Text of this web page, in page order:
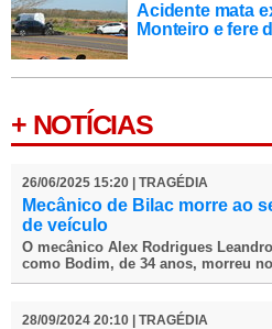
Acidente mata
Monteiro e fere
+ NOTÍCIAS
26/06/2025 15:20 | TRAGÉDIA
Mecânico de Bilac morre ao
de veículo
O mecânico Alex Rodrigues
como Bodim, de 34 anos, morreu
28/09/2024 20:10 | TRAGÉDIA